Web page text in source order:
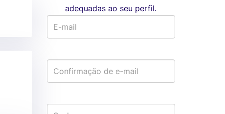
adequadas ao seu perfil.